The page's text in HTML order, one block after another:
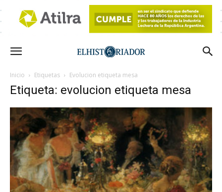
Inicio Etiquetas Evolucion etiqueta mesa
Etiqueta: evolucion etiqueta mesa